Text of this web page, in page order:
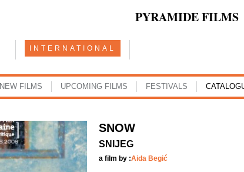
PYRAMIDE FILMS
INTERNATIONAL
NEW FILMS UPCOMING FILMS FESTIVALS
SNOW
SNIJEG
a film by :Aida Begić